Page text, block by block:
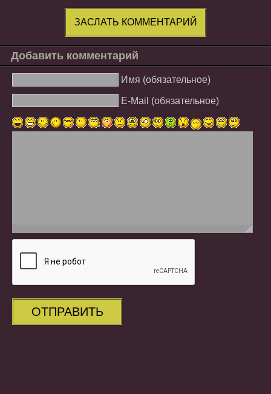
ЗАСЛАТЬ КОММЕНТАРИЙ
Добавить комментарий
Имя (обязательное)
E-Mail (обязательное)
ОТПРАВИТЬ